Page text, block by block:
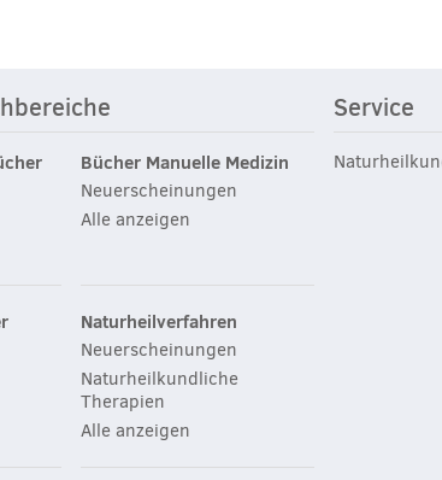
Bücher Manuelle Medizin
Neuerscheinungen
Alle anzeigen
Naturheilverfahren
Neuerscheinungen
Naturheilkundliche
Therapien
Alle anzeigen
Service